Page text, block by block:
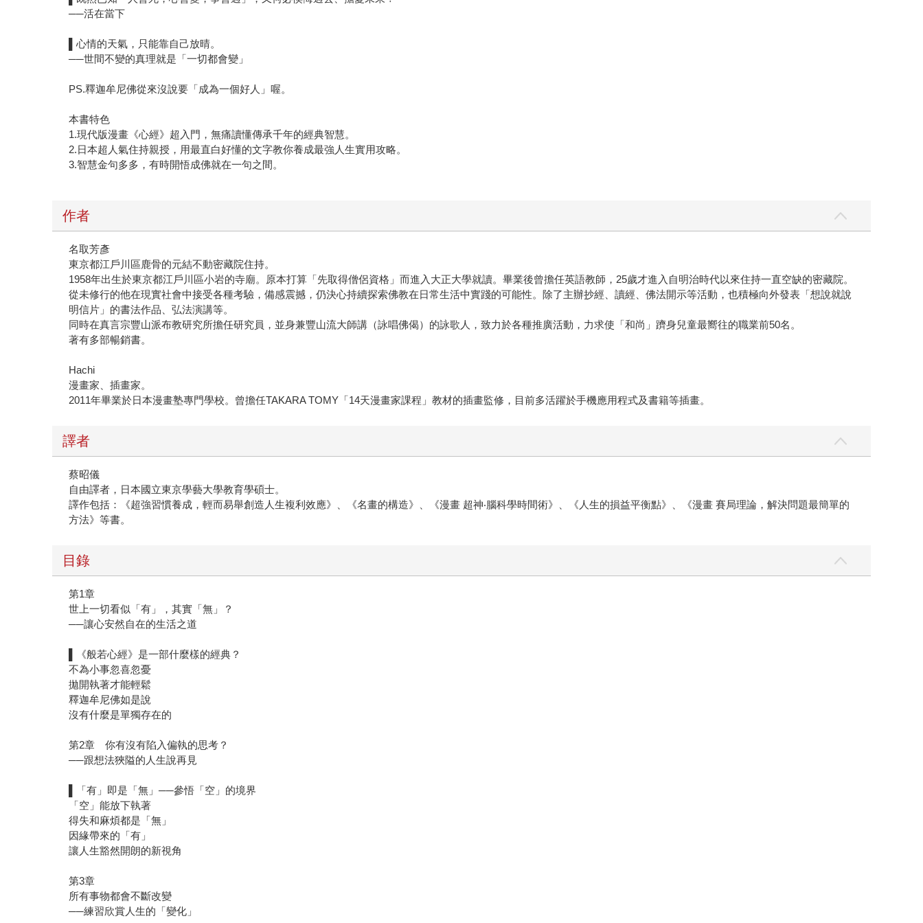
──活在當下
▌心情的天氣，只能靠自己放晴。
──世間不變的真理就是「一切都會變」
PS.釋迦牟尼佛從來沒說要「成為一個好人」喔。
本書特色
1.現代版漫畫《心經》超入門，無痛讀懂傳承千年的經典智慧。
2.日本超人氣住持親授，用最直白好懂的文字教你養成最強人生實用攻略。
3.智慧金句多多，有時開悟成佛就在一句之間。
作者
名取芳彥
東京都江戶川區鹿骨的元結不動密藏院住持。
1958年出生於東京都江戶川區小岩的寺廟。原本打算「先取得僧侶資格」而進入大正大學就讀。畢業後曾擔任英語教師，25歲才進入自明治時代以來住持一直空缺的密藏院。
從未修行的他在現實社會中接受各種考驗，備感震撼，仍決心持續探索佛教在日常生活中實踐的可能性。除了主辦抄經、讀經、佛法開示等活動，也積極向外發表「想說就說
明信片」的書法作品、弘法演講等。
同時在真言宗豐山派布教研究所擔任研究員，並身兼豐山流大師講（詠唱佛偈）的詠歌人，致力於各種推廣活動，力求使「和尚」躋身兒童最嚮往的職業前50名。
著有多部暢銷書。
Hachi
漫畫家、插畫家。
2011年畢業於日本漫畫塾專門學校。曾擔任TAKARA TOMY「14天漫畫家課程」教材的插畫監修，目前多活躍於手機應用程式及書籍等插畫。
譯者
蔡昭儀
自由譯者，日本國立東京學藝大學教育學碩士。
譯作包括：《超強習慣養成，輕而易舉創造人生複利效應》、《名畫的構造》、《漫畫 超神‧腦科學時間術》、《人生的損益平衡點》、《漫畫 賽局理論，解決問題最簡單的
方法》等書。
目錄
第1章
世上一切看似「有」，其實「無」？
──讓心安然自在的生活之道
▌《般若心經》是一部什麼樣的經典？
不為小事忽喜忽憂
拋開執著才能輕鬆
釋迦牟尼佛如是說
沒有什麼是單獨存在的
第2章 你有沒有陷入偏執的思考？
──跟想法狹隘的人生說再見
▌「有」即是「無」──參悟「空」的境界
「空」能放下執著
得失和麻煩都是「無」
因緣帶來的「有」
讓人生豁然開朗的新視角
第3章
所有事物都會不斷改變
──練習欣賞人生的「變化」